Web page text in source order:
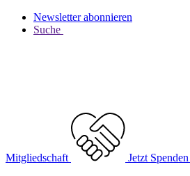
Newsletter abonnieren
Suche
Mitgliedschaft Jetzt Spenden